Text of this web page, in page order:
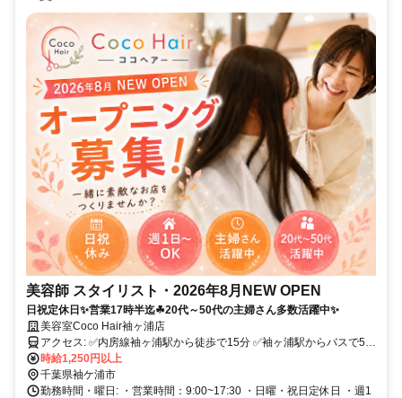
美容師 スタイリスト・2026年8月NEW OPEN
日祝定休日✨営業17時半迄☘20代～50代の主婦さん多数活躍中✨
美容室Coco Hair袖ヶ浦店
アクセス: ✅内房線袖ヶ浦駅から徒歩で15分 ✅袖ヶ浦駅からバスで5分
時給1,250円以上
千葉県袖ケ浦市
勤務時間・曜日: ・営業時間：9:00~17:30 ・日曜・祝日定休日 ・週1